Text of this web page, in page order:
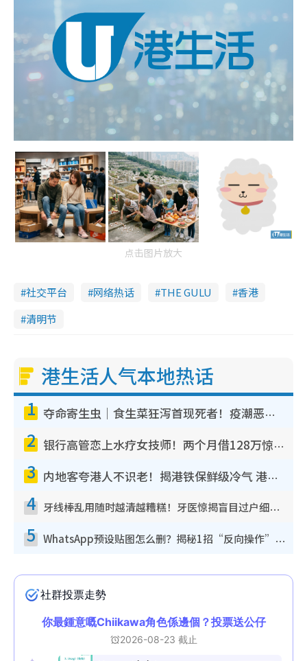
点击图片放大
社交平台 网络热话 THE GULU
香港
清明节
港生活人气本地热话
1 夺命寄生虫｜食生菜狂泻首现死者！疫潮恶化录1.8万宗病例 揭洗菜3大谬误
2 银行高管恋上水疗女技师！两个月借128万惊觉“沉船”沉落火海 揭背后疑似邪教操控卖淫
3 内地客夸港人不识老！揭港铁保鲜级冷气 港人求放过：别投诉
4 牙线棒乱用随时越清越糟糕！牙医惊揭盲目过户细菌恐致蛀牙：这种才是日常真保养
5 WhatsApp预设贴图怎么删？揭秘1招“反向操作”还原简洁界面 附3步实测教程